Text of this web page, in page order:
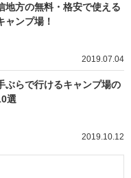
地方の無料・格安で使える
ャンプ場！
2019.07.04
ぶらで行けるキャンプ場の
選
2019.10.12